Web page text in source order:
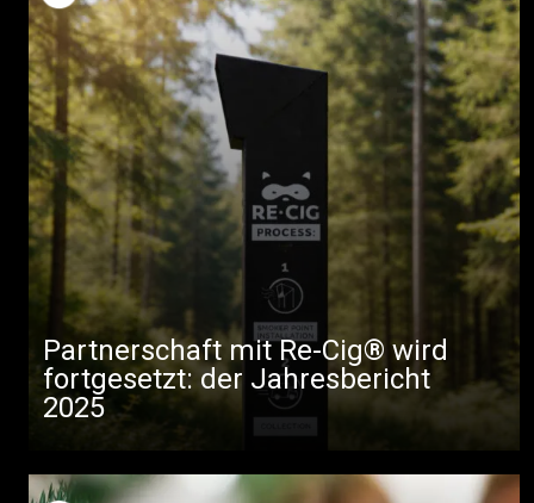
Partnerschaft mit Re-Cig® wird
fortgesetzt: der Jahresbericht
2025